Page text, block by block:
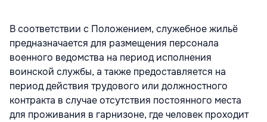
В соответствии с Положением, служебное жильё
предназначается для размещения персонала
военного ведомства на период исполнения
воинской службы, а также предоставляется на
период действия трудового или должностного
контракта в случае отсутствия постоянного места
для проживания в гарнизоне, где человек проходит